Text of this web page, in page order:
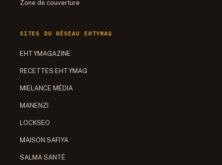
Zone de couverture
SITES DU RÉSEAU EHTYMAG
EHTYMAGAZINE
RECETTES EHTYMAG
MIELANCE MÉDIA
MANENZI
LOCKSEO
MAISON SAFIYA
SALMA SANTÉ